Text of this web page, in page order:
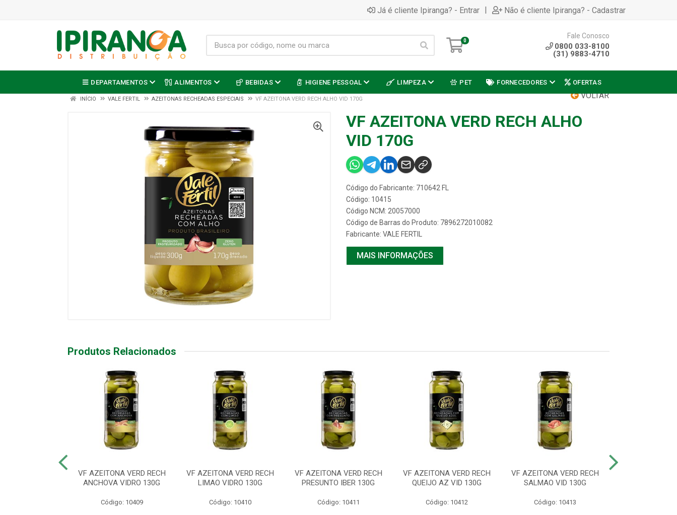
Já é cliente Ipiranga? - Entrar | Não é cliente Ipiranga? - Cadastrar
0
Fale Conosco
0800 033-8100
(31) 9883-4710
DEPARTAMENTOS ALIMENTOS BEBIDAS HIGIENE PESSOAL LIMPEZA PET FORNECEDORES OFERTAS
VOLTAR
INÍCIO VALE FERTIL AZEITONAS RECHEADAS ESPECIAIS VF AZEITONA VERD RECH ALHO VID 170G
VF AZEITONA VERD RECH ALHO
VID 170G
Código do Fabricante: 710642 FL
Código: 10415
Código NCM: 20057000
Código de Barras do Produto: 7896272010082
Fabricante: VALE FERTIL
MAIS INFORMAÇÕES
Produtos Relacionados
VF AZEITONA VERD RECH
ANCHOVA VIDRO 130G
Código: 10409
VF AZEITONA VERD RECH
LIMAO VIDRO 130G
Código: 10410
VF AZEITONA VERD RECH
PRESUNTO IBER 130G
Código: 10411
VF AZEITONA VERD RECH
QUEIJO AZ VID 130G
Código: 10412
VF AZEITONA VERD RECH
SALMAO VID 130G
Código: 10413